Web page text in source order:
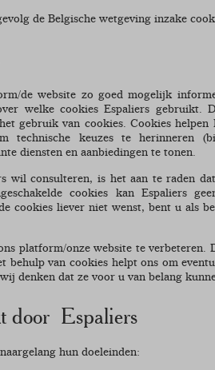
de Belgische wetgeving inzake
de website zo goed mogelijk
welke cookies Espaliers gebruikt.
gebruik van cookies. Cookies helpen
technische keuzes te herinneren
diensten en aanbiedingen te tonen.
wil consulteren, is het aan te raden
cookies kan Espaliers
cookies liever niet wenst, bent u als
platform/onze website te verbeteren.
behulp van cookies helpt ons om
denken dat ze voor u van belang
door Espaliers
hun doeleinden: